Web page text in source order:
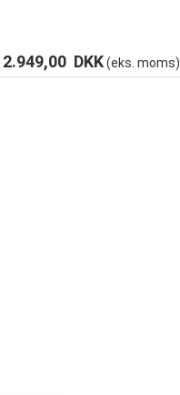
2.949,00DKK(eks. moms)